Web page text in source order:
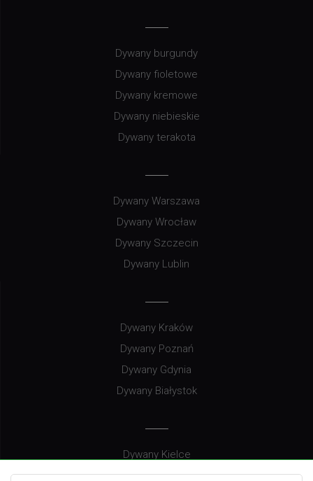
Dywany burgundy
Dywany fioletowe
Dywany kremowe
Dywany niebieskie
Dywany terakota
Dywany Warszawa
Dywany Wrocław
Dywany Szczecin
Dywany Lublin
Dywany Kraków
Dywany Poznań
Dywany Gdynia
Dywany Białystok
Dywany Kielce
Dywany Gdańsk